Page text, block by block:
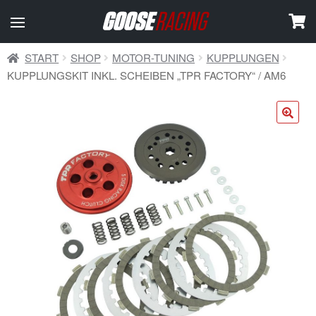
START SHOP MOTOR-TUNING
KUPPLUNGEN
KUPPLUNGSKIT INKL. SCHEIBEN „TPR FACTORY“ / AM6